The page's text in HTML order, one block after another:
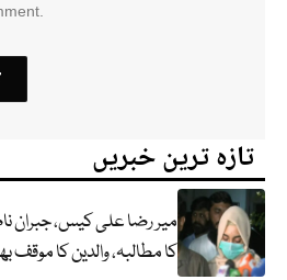
تازہ ترین خبریں
میر رضا علی کیس، جبران
کا مطالبہ، والدین کا موقف